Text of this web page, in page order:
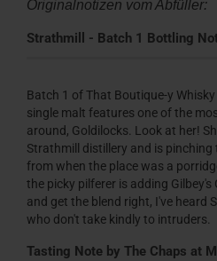
Originalnotizen vom Abfüller:
Strathmill - Batch 1 Bottling
Batch 1 of That Boutique-y Whisky
single malt features one of the
around, Goldilocks. Look at her!
Strathmill distillery and is
from when the place was a
the picky pilferer is adding
and get the blend right, I've heard
who don't take kindly to intruders.
Tasting Note by The Chaps at